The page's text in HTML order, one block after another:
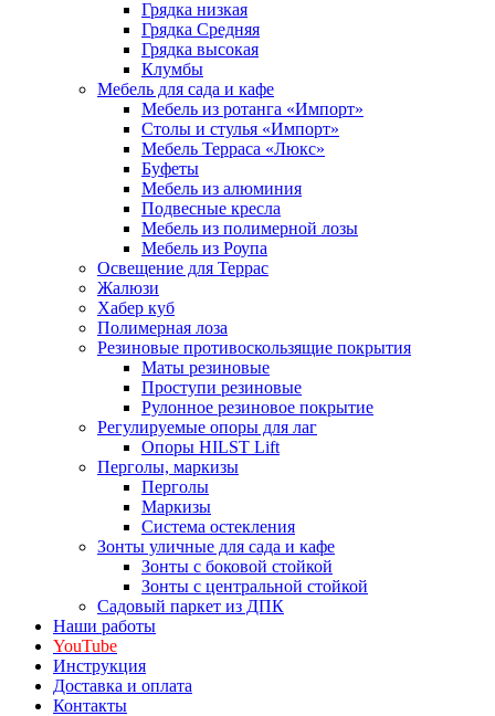
Грядка низкая
Грядка Средняя
Грядка высокая
Клумбы
Мебель для сада и кафе
Мебель из ротанга «Импорт»
Столы и стулья «Импорт»
Мебель Терраса «Люкс»
Буфеты
Мебель из алюминия
Подвесные кресла
Мебель из полимерной лозы
Мебель из Роупа
Освещение для Террас
Жалюзи
Хабер куб
Полимерная лоза
Резиновые противоскользящие покрытия
Маты резиновые
Проступи резиновые
Рулонное резиновое покрытие
Регулируемые опоры для лаг
Опоры HILST Lift
Перголы, маркизы
Перголы
Маркизы
Система остекления
Зонты уличные для сада и кафе
Зонты с боковой стойкой
Зонты с центральной стойкой
Садовый паркет из ДПК
Наши работы
YouTube
Инструкция
Доставка и оплата
Контакты